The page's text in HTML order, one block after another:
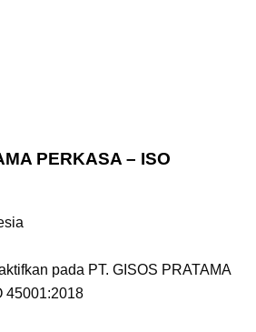
PERKASA – ISO
pada PT. GISOS PRATAMA
45001:2018